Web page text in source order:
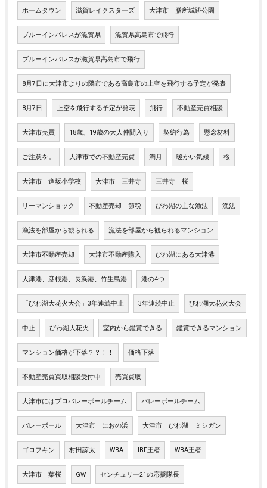
ホームタウン 滋賀レイクスターズ 大津市 膳所城跡公園
ブルーインパレスが滋賀県 滋賀県高島市で飛行
ブルーインパレスが滋賀県高島市で飛行
8月7日に大津市よりの隣市である高島市の上空を飛行する予定が発表
8月7日 上空を飛行する予定が発表 飛行 不動産売買相談
大津市売買 18歳、19歳の大人仲間入り 契約行為 懸念材料
ご注意を。 大津市での不動産売買 満月 暖かい気候 桜
大津市 逢坂小学校 大津市 三井寺 三井寺 桜
リーマンショック 不動産売却 節税 びわ湖の主な漁法 漁法
漁法を部屋から観られる 漁法を部屋から観られるマンション
大津市不動産売却 大津市不動産購入 びわ湖にある大津港
大津港、彦根港、長浜港、竹生島港 港の4つ
「びわ湖大花火大会」3年連続中止 3年連続中止 びわ湖大花火大会
中止 びわ湖大花火 室内から鑑賞できる 鑑賞できるマンション
マンション価格が下落？？！！ 価格下落
不動産売買買取相談受付中 売買買取
大津市にはプロバレーボールチーム バレーボールチーム
バレーボール 大津市 におの浜 大津市 びわ湖 ミシガン
ゴロフキン 村田諒太 WBA IBF王者 WBA王者
大津市 葉桜 GW センチュリー21の応援隊長